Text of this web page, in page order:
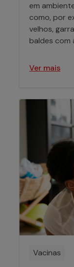
em
como, por
velhos,
baldes com
Ver mais
Vacinas